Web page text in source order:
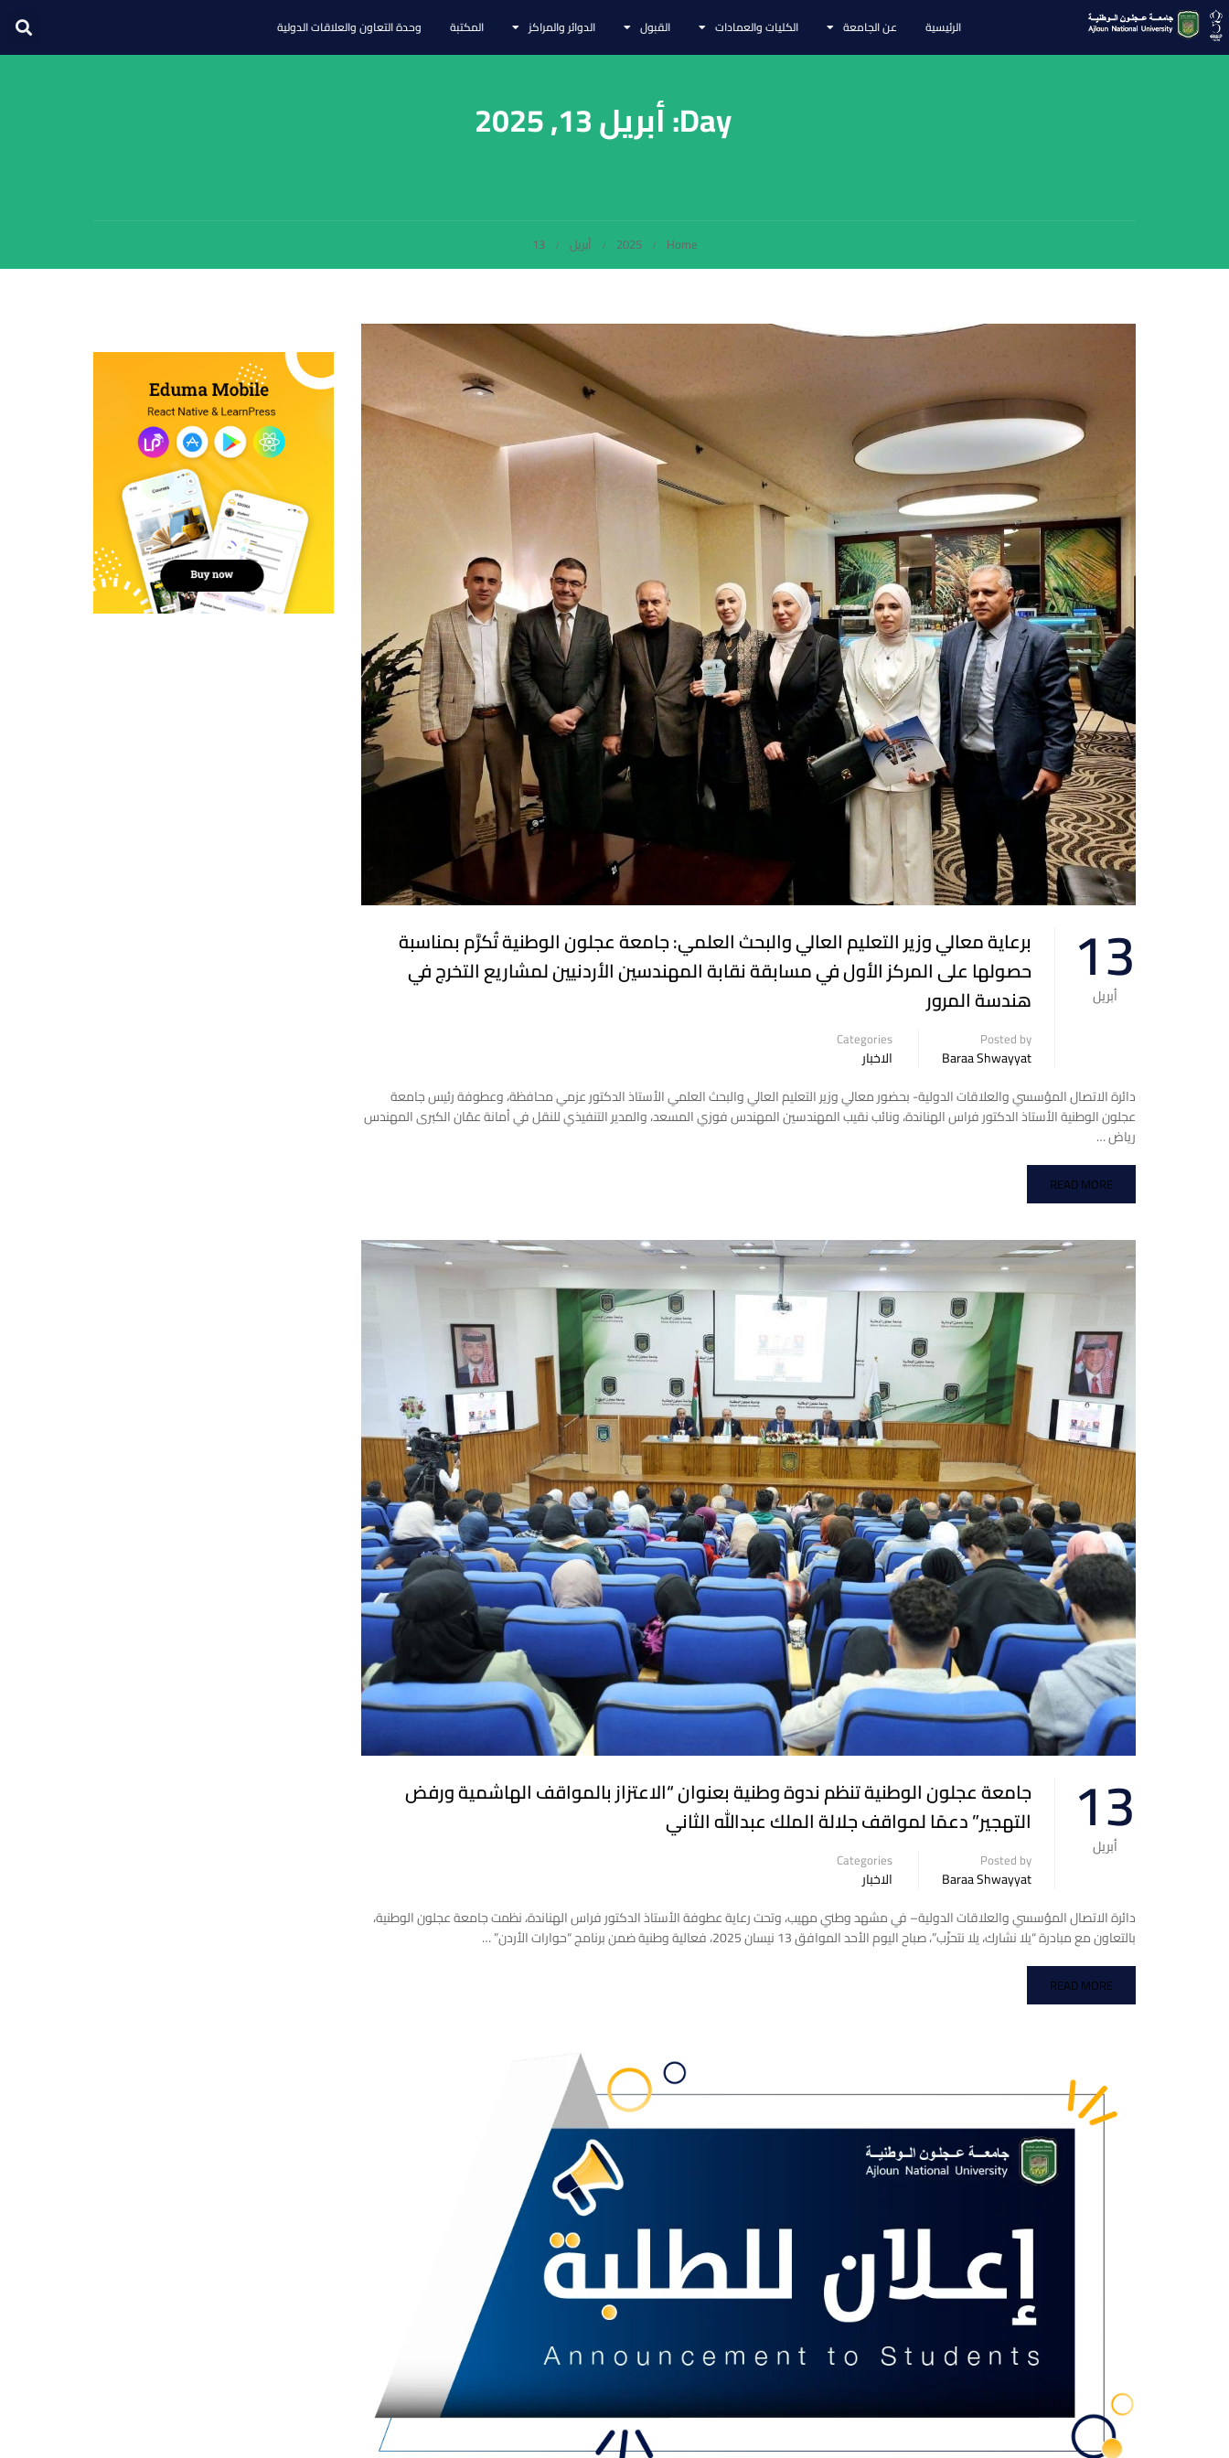
الرئيسية عن الجامعة الكليات والعمادات القبول الدوائر والمراكز المكتبة وحدة التعاون والعلاقات الدولية
Day: أبريل 13, 2025
Home
2025 أبريل 13
13
أبريل
برعاية معالي وزير التعليم العالي والبحث العلمي: جامعة عجلون الوطنية تُكرَّم بمناسبة
حصولها على المركز الأول في مسابقة نقابة المهندسين الأردنيين لمشاريع التخرج في
هندسة المرور
Posted by
Baraa Shwayyat
Categories
الاخبار
دائرة الاتصال المؤسسي والعلاقات الدولية- بحضور معالي وزير التعليم العالي والبحث العلمي الأستاذ الدكتور عزمي محافظة، وعطوفة رئيس جامعة
عجلون الوطنية الأستاذ الدكتور فراس الهناندة، ونائب نقيب المهندسين المهندس فوزي المسعد، والمدير التنفيذي للنقل في أمانة عمّان الكبرى المهندس
رياض …
READ MORE
13
أبريل
جامعة عجلون الوطنية تنظم ندوة وطنية بعنوان “الاعتزاز بالمواقف الهاشمية ورفض
التهجير” دعمًا لمواقف جلالة الملك عبدالله الثاني
Posted by
Baraa Shwayyat
Categories
الاخبار
دائرة الاتصال المؤسسي والعلاقات الدولية– في مشهد وطني مهيب، وتحت رعاية عطوفة الأستاذ الدكتور فراس الهناندة، نظمت جامعة عجلون الوطنية،
بالتعاون مع مبادرة “يلا نشارك، يلا نتحزّب”، صباح اليوم الأحد الموافق 13 نيسان 2025، فعالية وطنية ضمن برنامج “حوارات الأردن” …
READ MORE